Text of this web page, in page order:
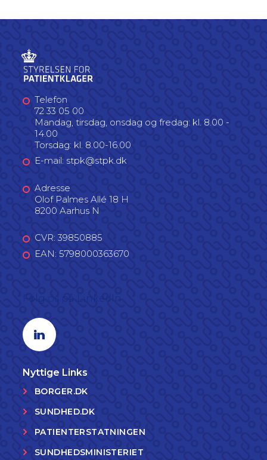
Telefon
72 33 05 00
Mandag, tirsdag, onsdag og fredag: kl. 8.00 -
14.00
Torsdag: kl. 8.00-16.00
E-mail: stpk@stpk.dk
Adresse
Olof Palmes Allé 18 H
8200 Aarhus N
CVR: 39850885
EAN: 5798000363670
Linkedin profil
Nyttige Links
BORGER.DK
SUNDHED.DK
PATIENTERSTATNINGEN
SUNDHEDSMINISTERIET